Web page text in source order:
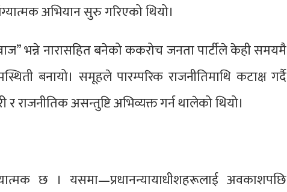
अभियान सुरु गरिएको थियो।
भन्ने नारासहित बनेको ककरोच जनता पार्टीले केही समयमै
बनायो। समूहले पारम्परिक राजनीतिमाथि कटाक्ष गर्दै
राजनीतिक असन्तुष्टि अभिव्यक्त गर्न थालेको थियो।
छ । यसमा—प्रधानन्यायाधीशहरूलाई अवकाशपछि